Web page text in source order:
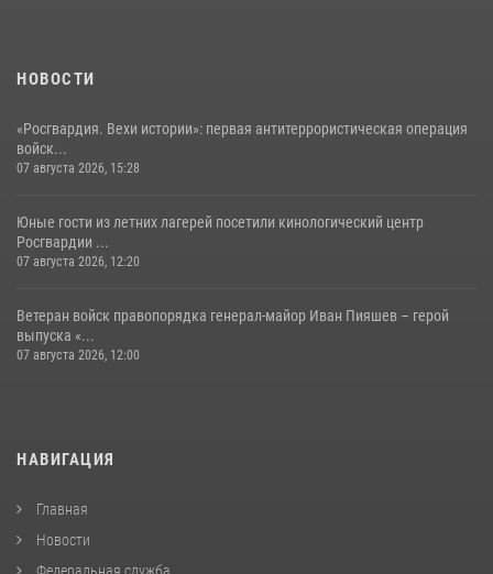
НОВОСТИ
«Росгвардия. Вехи истории»: первая антитеррористическая операция
войск...
07 августа 2026, 15:28
Юные гости из летних лагерей посетили кинологический центр
Росгвардии ...
07 августа 2026, 12:20
Ветеран войск правопорядка генерал-майор Иван Пияшев – герой
выпуска «...
07 августа 2026, 12:00
НАВИГАЦИЯ
Главная
Новости
Федеральная служба